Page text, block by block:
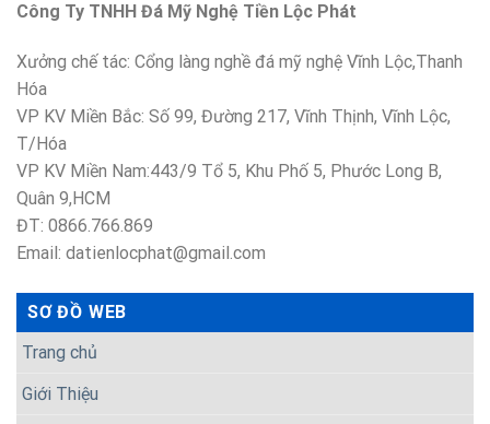
Công Ty TNHH Đá Mỹ Nghệ Tiền Lộc Phát
Xưởng chế tác: Cổng làng nghề đá mỹ nghệ Vĩnh Lộc,Thanh
Hóa
VP KV Miền Bắc: Số 99, Đường 217, Vĩnh Thịnh, Vĩnh Lộc,
T/Hóa
VP KV Miền Nam:443/9 Tổ 5, Khu Phố 5, Phước Long B,
Quân 9,HCM
ĐT: 0866.766.869
Email: datienlocphat@gmail.com
SƠ ĐỒ WEB
Trang chủ
Giới Thiệu